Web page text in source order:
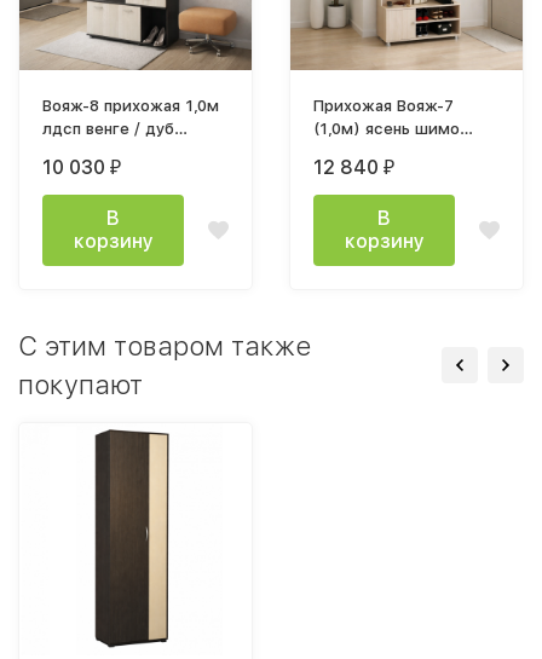
Вояж-8 прихожая 1,0м
лдсп венге / дуб
10 030 ₽
В
корзину
Прихожая Вояж-7
(1,0м) ясень шимо
12 840 ₽
В
корзину
C этим товаром также
покупают